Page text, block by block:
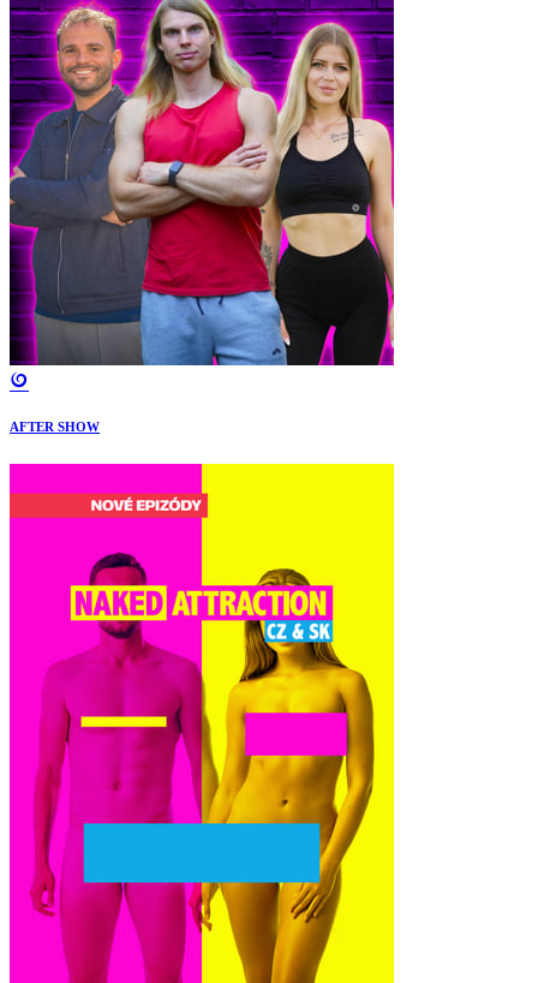
AFTER SHOW